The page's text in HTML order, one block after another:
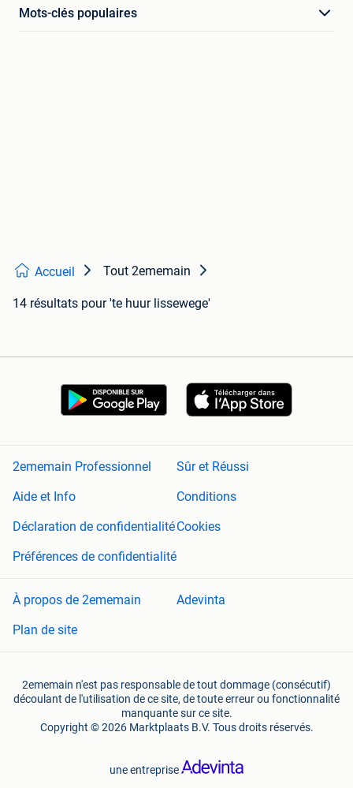
Mots-clés populaires
Accueil Tout 2ememain
14 résultats pour 'te huur lissewege'
2ememain Professionnel
Sûr et Réussi
Aide et Info
Conditions
Déclaration de confidentialitéCookies
Préférences de confidentialité
À propos de 2ememain
Adevinta
Plan de site
2ememain n'est pas responsable de tout dommage (consécutif)
découlant de l'utilisation de ce site, de toute erreur ou fonctionnalité
manquante sur ce site.
Copyright © 2026 Marktplaats B.V. Tous droits réservés.
une entreprise